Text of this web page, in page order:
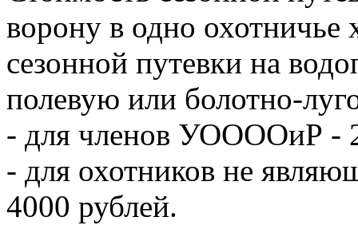
ворону в одно охотничье
сезонной путевки на
полевую или болотно-
- для членов УООООиР -
- для охотников не
4000 рублей.